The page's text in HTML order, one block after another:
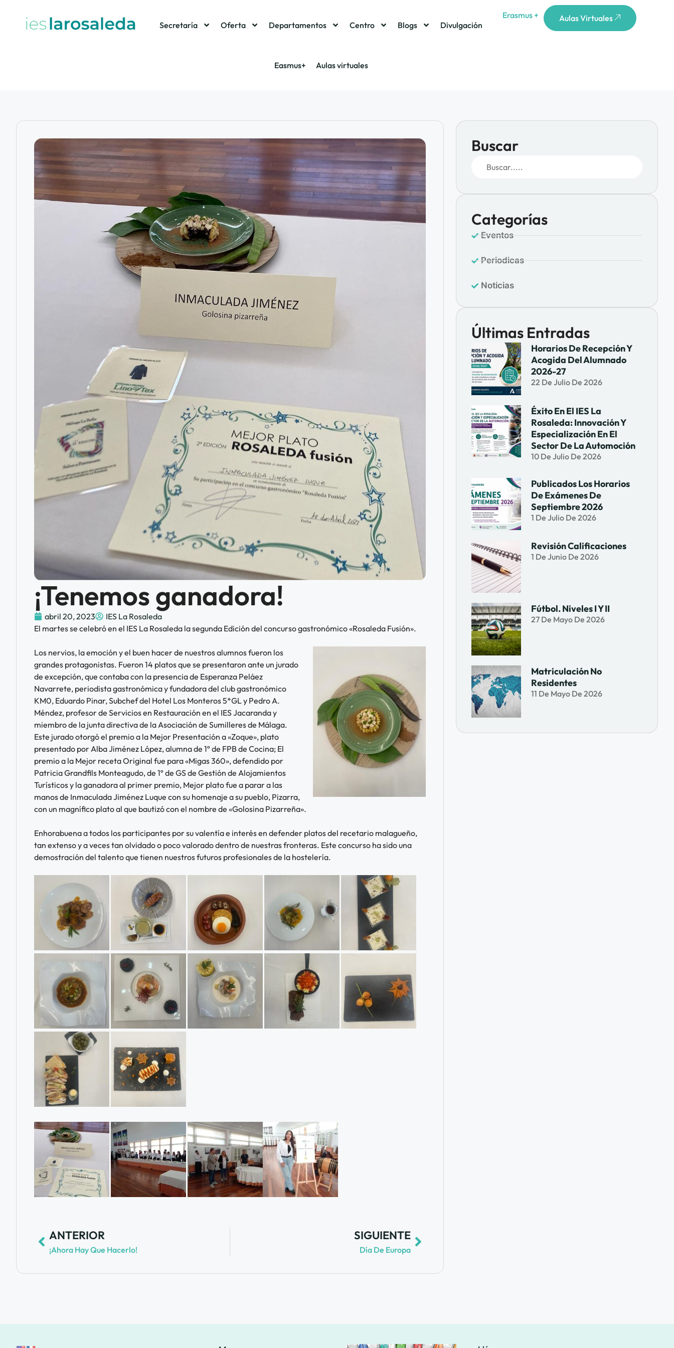
Secretaría Oferta Departamentos Centro Blogs Divulgación
Easmus+ Aulas virtuales
Erasmus + Aulas Virtuales
¡Tenemos ganadora!
abril 20, 2023
IES La Rosaleda
El martes se celebró en el IES La Rosaleda la segunda Edición del concurso gastronómico «Rosaleda Fusión».
Los nervios, la emoción y el buen hacer de nuestros alumnos fueron los
grandes protagonistas. Fueron 14 platos que se presentaron ante un jurado
de excepción, que contaba con la presencia de Esperanza Peláez
Navarrete, periodista gastronómica y fundadora del club gastronómico
KM0, Eduardo Pinar, Subchef del Hotel Los Monteros 5*GL y Pedro A.
Méndez, profesor de Servicios en Restauración en el IES Jacaranda y
miembro de la junta directiva de la Asociación de Sumilleres de Málaga.
Este jurado otorgó el premio a la Mejor Presentación a «Zoque», plato
presentado por Alba Jiménez López, alumna de 1º de FPB de Cocina; El
premio a la Mejor receta Original fue para «Migas 360», defendido por
Patricia Grandfils Monteagudo, de 1º de GS de Gestión de Alojamientos
Turísticos y la ganadora al primer premio, Mejor plato fue a parar a las
manos de Inmaculada Jiménez Luque con su homenaje a su pueblo, Pizarra,
con un magnífico plato al que bautizó con el nombre de «Golosina Pizarreña».
Enhorabuena a todos los participantes por su valentía e interés en defender platos del recetario malagueño,
tan extenso y a veces tan olvidado o poco valorado dentro de nuestras fronteras. Este concurso ha sido una
demostración del talento que tienen nuestros futuros profesionales de la hostelería.
ANTERIOR
¡Ahora Hay Que Hacerlo!
SIGUIENTE
Día De Europa
Buscar
Categorías
Eventos
Periodicas
Noticias
Últimas Entradas
Horarios De Recepción Y
Acogida Del Alumnado
2026-27
22 De Julio De 2026
Éxito En El IES La
Rosaleda: Innovación Y
Especialización En El
Sector De La Automoción
10 De Julio De 2026
Publicados Los Horarios
De Exámenes De
Septiembre 2026
1 De Julio De 2026
Revisión Calificaciones
1 De Junio De 2026
Fútbol. Niveles I Y II
27 De Mayo De 2026
Matriculación No
Residentes
11 De Mayo De 2026